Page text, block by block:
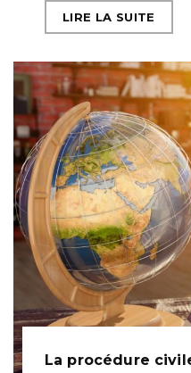
LIRE LA SUITE
La procédure